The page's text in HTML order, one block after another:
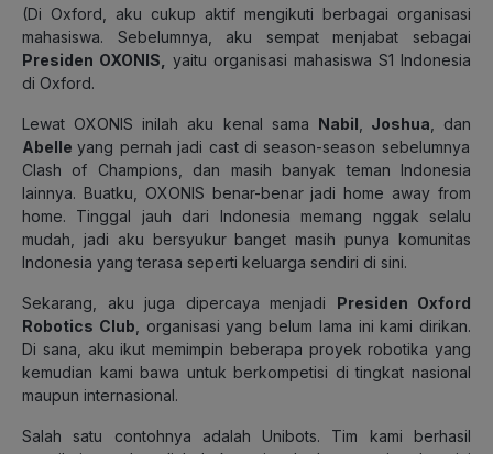
(Di Oxford, aku cukup aktif mengikuti berbagai organisasi
mahasiswa. Sebelumnya, aku sempat menjabat sebagai
Presiden OXONIS,
yaitu organisasi mahasiswa S1 Indonesia
di Oxford.
Lewat OXONIS inilah aku kenal sama Nabil Joshua
dan
Abelleyang pernah jadi cast di season-season sebelumnya
Clash of Champions, dan masih banyak teman Indonesia
lainnya. Buatku, OXONIS benar-benar jadi home away from
home. Tinggal jauh dari Indonesia memang nggak selalu
mudah, jadi aku bersyukur banget masih punya komunitas
Indonesia yang terasa seperti keluarga sendiri di sini.
Sekarang, aku juga dipercaya menjadi Presiden Oxford
Robotics Club , organisasi yang belum lama ini kami dirikan.
Di sana, aku ikut memimpin beberapa proyek robotika yang
kemudian kami bawa untuk berkompetisi di tingkat nasional
maupun internasional.
Salah satu contohnya adalah Unibots. Tim kami berhasil